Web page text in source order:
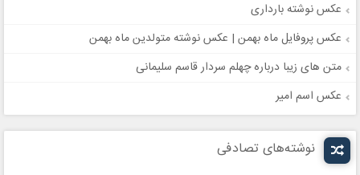
عکس نوشته بارداری
عکس پروفایل ماه بهمن | عکس نوشته متولدین ماه بهمن
متن های زیبا درباره چهلم سردار قاسم سلیمانی
عکس اسم امیر
نوشته‌های تصادفی